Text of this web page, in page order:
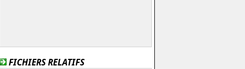
FICHIERS RELATIFS